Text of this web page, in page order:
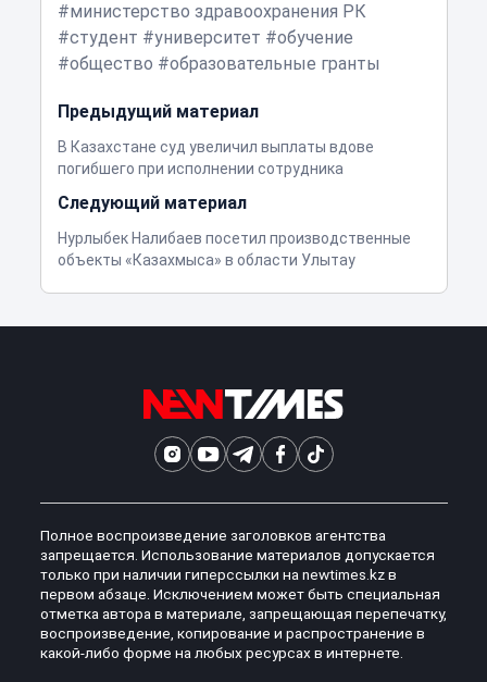
министерство здравоохранения РК
студент
университет
обучение
общество
образовательные гранты
Предыдущий материал
В Казахстане суд увеличил выплаты вдове
погибшего при исполнении сотрудника
Следующий материал
Нурлыбек Налибаев посетил производственные
объекты «Казахмыса» в области Улытау
Полное воспроизведение заголовков агентства
запрещается. Использование материалов допускается
только при наличии гиперссылки на newtimes.kz в
первом абзаце. Исключением может быть специальная
отметка автора в материале, запрещающая перепечатку,
воспроизведение, копирование и распространение в
какой-либо форме на любых ресурсах в интернете.